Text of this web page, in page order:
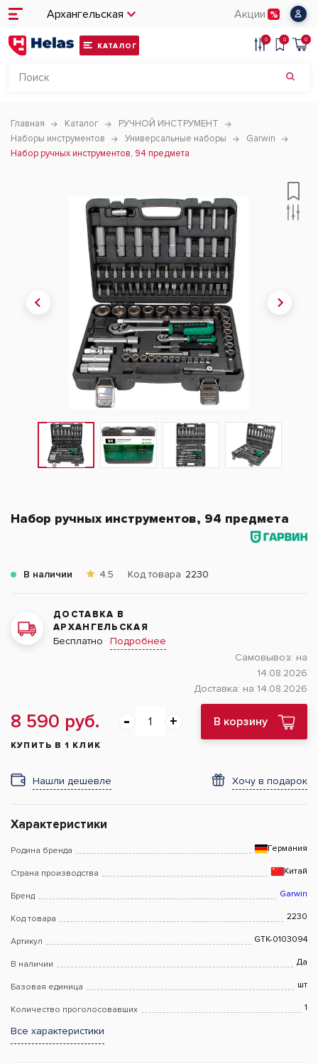
Архангельская Акции
КАТАЛОГ
0 0 0
Главная Каталог
РУЧНОЙ ИНСТРУМЕНТ
Наборы инструментов
Универсальные наборы
Garwin
Набор ручных инструментов, 94 предмета
Набор ручных инструментов, 94 предмета
В наличии 4.5 Код товара 2230
ДОСТАВКА В
АРХАНГЕЛЬСКАЯ
Бесплатно
Подробнее
Самовывоз: на
14.08.2026
Доставка: на 14.08.2026
8 590 руб. В корзину
КУПИТЬ В 1 КЛИК
Нашли дешевле Хочу в подарок
Характеристики
Родина бренда Германия
Страна производства Китай
Бренд Garwin
Код товара 2230
Артикул GTK-0103094
В наличии Да
Базовая единица шт
Количество проголосовавших 1
Все характеристики